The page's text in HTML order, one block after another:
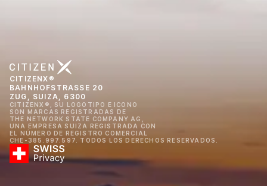
CITIZENX®
BAHNHOFSTRASSE 20
ZUG, SUIZA, 6300
CITIZENX®, SU LOGOTIPO E ICONO
SON MARCAS REGISTRADAS DE
THE NETWORK STATE COMPANY AG,
UNA EMPRESA SUIZA REGISTRADA CON
EL NÚMERO DE REGISTRO COMERCIAL
CHE-385.997.597. TODOS LOS DERECHOS RESERVADOS.